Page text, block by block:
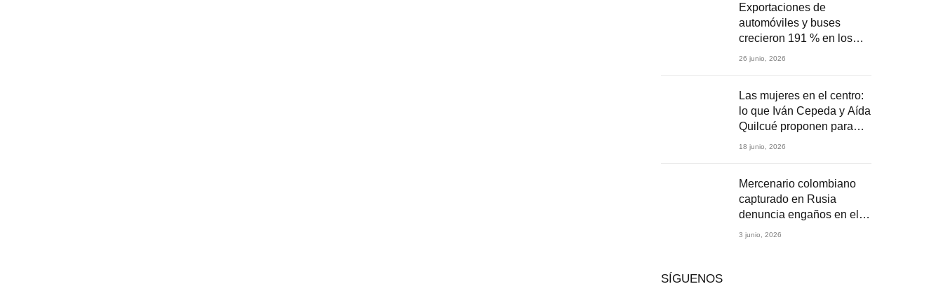
Exportaciones de
automóviles y buses
crecieron 191 % en los
primeros cuatro meses de
26 junio, 2026
Las mujeres en el centro:
lo que Iván Cepeda y Aída
Quilcué proponen para
Colombia
18 junio, 2026
Mercenario colombiano
capturado en Rusia
denuncia engaños en el
reclutamiento para la
3 junio, 2026
SÍGUENOS